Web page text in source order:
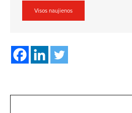
Visos naujienos